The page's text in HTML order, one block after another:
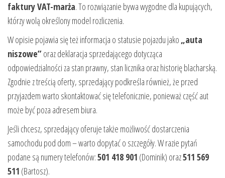
faktury VAT-marża. To rozwiązanie bywa wygodne dla kupujących,
którzy wolą określony model rozliczenia.
W opisie pojawia się też informacja o statusie pojazdu jako „auta
niszowe”oraz deklaracja sprzedającego dotycząca
odpowiedzialności za stan prawny, stan licznika oraz historię blacharską.
Zgodnie z treścią oferty, sprzedający podkreśla również, że przed
przyjazdem warto skontaktować się telefonicznie, ponieważ część aut
może być poza adresem biura.
Jeśli chcesz, sprzedający oferuje także możliwość dostarczenia
samochodu pod dom – warto dopytać o szczegóły. W razie pytań
podane są numery telefonów:501 418 901 (Dominik) oraz511 569
511 (Bartosz).